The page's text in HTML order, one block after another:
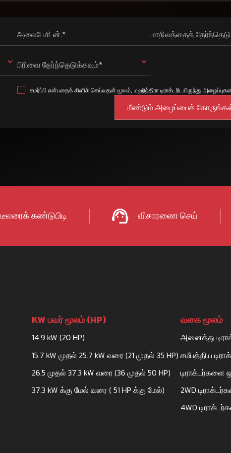
அலைபேசி ன்.* மாநிலத்தைத்
பிரிவை தேர்ந்தெடுக்கவும்*
சமர்ப்பி என்பதைக் கிளிக் செய்வதன் மூலம், மஹிந்திரா டிராக்டரிடமிருந்து
டீலரைக் கண்டுபிடி விசாரணை செய்
KW பவர் மூலம் (HP)
14.9 kW (20 HP)
15.7 kW முதல் 25.7 kW வரை (21 முதல் 35 HP)
26.5 முதல் 37.3 kW வரை (36 முதல் 50 HP)
37.3 kW க்கு மேல் வரை ( 51 HP க்கு மேல்)
வகை மூலம்
அனைத்து
சமீபத்திய
டிராக்டர்களை
2WD
4WD